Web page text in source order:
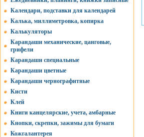
Календари, подставки для календарей
Калька, миллиметровка, копирка
Калькуляторы
Карандаши механические, цанговые,
грифели
Карандаши специальные
Карандаши цветные
Карандаши чернографитные
Кисти
Клей
Книги канцелярские, учета, амбарные
Кнопки, скрепки, зажимы для бумаги
Кожгалантерея